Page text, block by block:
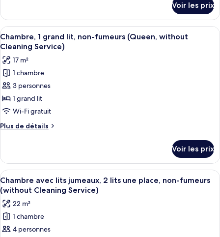
Chambre
(Room
Selected
at
Check-
In
by
hotel)
le
type
de
chambre
Chambre
(Room
Selected
at
Check-
In
hotel)
Voir les prix
Afficher
toutes
les
photos
pour
ce
type
de
chambre :
Chambre,
grand
lit,
non-
fumeurs
(Queen,
without
Cleaning
Une chambre d’hôtel avec un
7
Chambre, 1 grand lit, non-fumeurs (Queen, without
Cleaning Service)
17 m²
1 chambre
3 personnes
1 grand lit
Wi-Fi gratuit
Plus de détails
Plus
le
type
de
chambre
Chambre,
grand
lit,
non-
Voir les prix
Afficher
toutes
les
photos
pour
ce
Une chambre d’hôtel avec deux
8
Chambre avec lits jumeaux, 2 lits une place, non-fumeurs
(without Cleaning Service)
22 m²
1 chambre
4 personnes